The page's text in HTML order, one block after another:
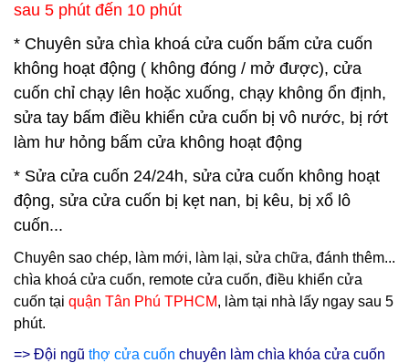
sau 5 phút đến 10 phút
* Chuyên sửa chìa khoá cửa cuốn bấm cửa cuốn
không hoạt động ( không đóng / mở được), cửa
cuốn chỉ chạy lên hoặc xuống, chạy không ổn định,
sửa tay bấm điều khiển cửa cuốn bị vô nước, bị rớt
làm hư hỏng bấm cửa không hoạt động
* Sửa cửa cuốn 24/24h, sửa cửa cuốn không hoạt
động, sửa cửa cuốn bị kẹt nan, bị kêu, bị xổ lô
cuốn...
Chuyên sao chép, làm mới, làm lại, sửa chữa, đánh thêm...
chìa khoá cửa cuốn, remote cửa cuốn, điều khiển cửa
cuốn tại quận Tân Phú TPHCM, làm tại nhà lấy ngay sau 5
phút.
=> Đội ngũ thợ cửa cuốn chuyên làm chìa khóa cửa cuốn